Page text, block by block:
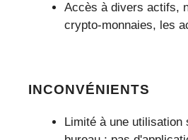
Accès à divers actifs,
crypto-monnaies, les
INCONVÉNIENTS
Limité à une utilisation